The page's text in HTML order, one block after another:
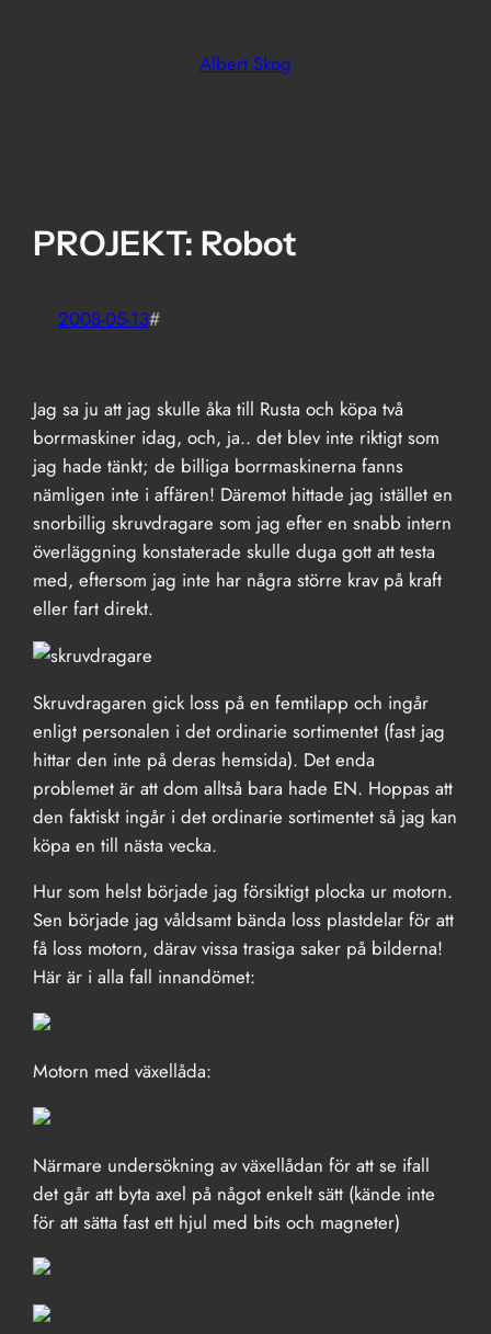
Albert Skog
PROJEKT: Robot
2008-05-13#
Jag sa ju att jag skulle åka till Rusta och köpa två
borrmaskiner idag, och, ja.. det blev inte riktigt som
jag hade tänkt; de billiga borrmaskinerna fanns
nämligen inte i affären! Däremot hittade jag istället en
snorbillig skruvdragare som jag efter en snabb intern
överläggning konstaterade skulle duga gott att testa
med, eftersom jag inte har några större krav på kraft
eller fart direkt.
Skruvdragaren gick loss på en femtilapp och ingår
enligt personalen i det ordinarie sortimentet (fast jag
hittar den inte på deras hemsida). Det enda
problemet är att dom alltså bara hade EN. Hoppas att
den faktiskt ingår i det ordinarie sortimentet så jag kan
köpa en till nästa vecka.
Hur som helst började jag försiktigt plocka ur motorn.
Sen började jag våldsamt bända loss plastdelar för att
få loss motorn, därav vissa trasiga saker på bilderna!
Här är i alla fall innandömet:
Motorn med växellåda:
Närmare undersökning av växellådan för att se ifall
det går att byta axel på något enkelt sätt (kände inte
för att sätta fast ett hjul med bits och magneter)